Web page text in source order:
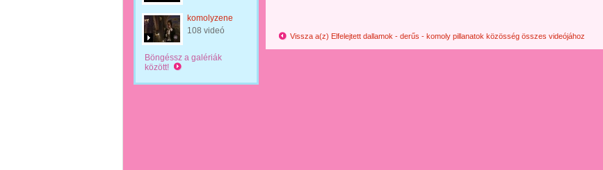
komolyzene
108 videó
Böngéssz a galériák
között!
Vissza a(z) Elfelejtett dallamok - derűs - komoly pillanatok közösség összes videójához